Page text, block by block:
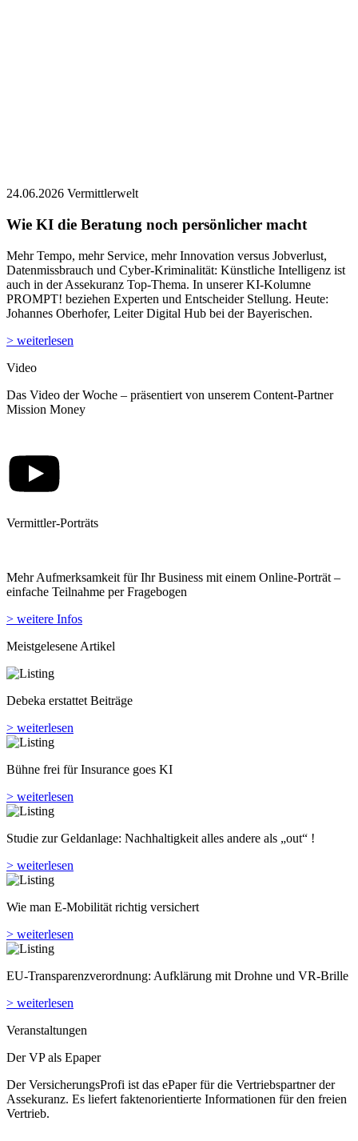
24.06.2026 Vermittlerwelt
Wie KI die Beratung noch persönlicher macht
Mehr Tempo, mehr Service, mehr Innovation versus Jobverlust,
Datenmissbrauch und Cyber-Kriminalität: Künstliche Intelligenz ist
auch in der Assekuranz Top-Thema. In unserer KI-Kolumne
PROMPT! beziehen Experten und Entscheider Stellung. Heute:
Johannes Oberhofer, Leiter Digital Hub bei der Bayerischen.
> weiterlesen
Video
Das Video der Woche – präsentiert von unserem Content-Partner
Mission Money
Vermittler-Porträts
Mehr Aufmerksamkeit für Ihr Business mit einem Online-Porträt –
einfache Teilnahme per Fragebogen
> weitere Infos
Meistgelesene Artikel
Debeka erstattet Beiträge
> weiterlesen
Bühne frei für Insurance goes KI
> weiterlesen
Studie zur Geldanlage: Nachhaltigkeit alles andere als „out“ !
> weiterlesen
Wie man E-Mobilität richtig versichert
> weiterlesen
EU-Transparenzverordnung: Aufklärung mit Drohne und VR-Brille
> weiterlesen
Veranstaltungen
Der VP als Epaper
Der VersicherungsProfi ist das ePaper für die Vertriebspartner der
Assekuranz. Es liefert faktenorientierte Informationen für den freien
Vertrieb.